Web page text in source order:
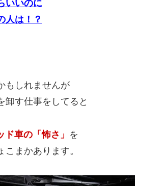
いいのに
人は！？
もしれませんが
卸す仕事をしてると
車の「怖さ」 を
まかあります。